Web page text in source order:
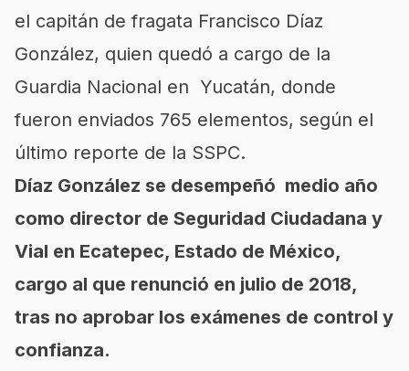
el capitán de fragata Francisco Díaz
González, quien quedó a cargo de la
Guardia Nacional en Yucatán, donde
fueron enviados 765 elementos, según el
último reporte de la SSPC.
Díaz González se desempeñó medio año
como director de Seguridad Ciudadana y
Vial en Ecatepec, Estado de México,
cargo al que renunció en julio de 2018,
tras no aprobar los exámenes de control y
confianza.